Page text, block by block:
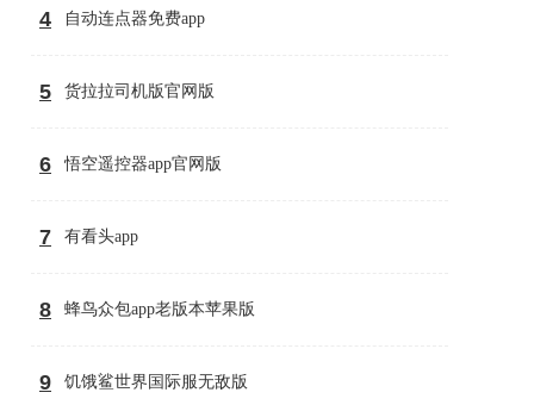
4 自动连点器免费app
5 货拉拉司机版官网版
6 悟空遥控器app官网版
7 有看头app
8 蜂鸟众包app老版本苹果版
9 饥饿鲨世界国际服无敌版